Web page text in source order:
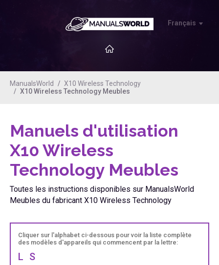
Français
ManualsWorld
X10 Wireless Technology
X10 Wireless Technology Meubles
Manuels d'utilisation
X10 Wireless
Technology Meubles
Toutes les instructions disponibles sur ManualsWorld
Meubles du fabricant X10 Wireless Technology
Cliquer sur l'alphabet ci-dessous pour voir la liste complète
des modèles d'appareils qui commencent par la lettre:
L S